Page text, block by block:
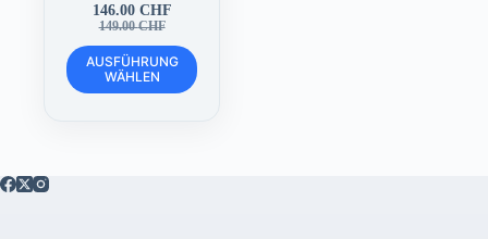
149.00CHF
Ursprünglicher
Preis
war:
149.00 CHF
146.00 CHF
Aktueller
Preis
ist:
146.00 CHF.
AUSFÜHRUNG
WÄHLEN
Dieses
Produkt
weist